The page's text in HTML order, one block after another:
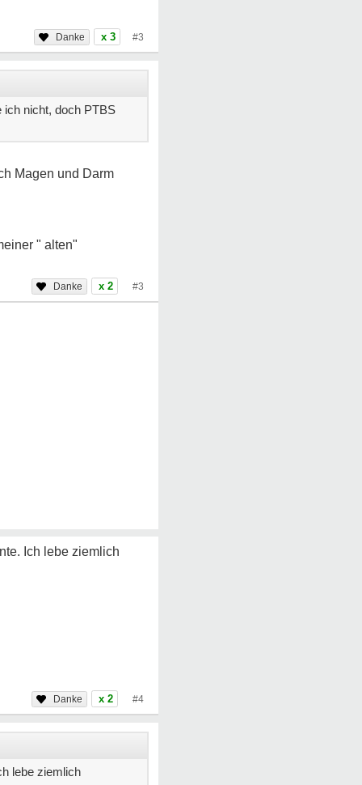
x 3 #3
ich nicht, doch PTBS
Magen und Darm
" alten"
x 2 #3
Ich lebe ziemlich
x 2 #4
lebe ziemlich